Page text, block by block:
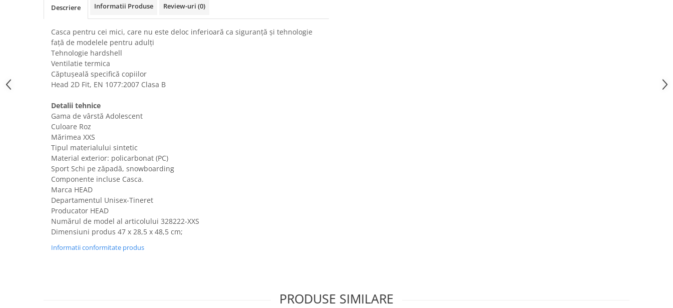
Utilaje si materiale de constructii
Laptop, Tablete & Telefoane
Accesorii tablete
Laptopuri si Accesorii
Telefoane Mobile & accesorii
Wearable & Gadgeturi
Electrocasnice & Climatizare
Accesorii si piese masini spalat
rufe si uscatoare
Accesorii si piese masini spalat
Aparate Frigorifice
Aparate Racire Aer
Aragaze si cuptoare cu microunde
Climatizare & sisteme de incalzire
Electrocasnice pentru Bucatarie
Fiare de calcat si masini de cusut
Ingrijire Locuinta
Descriere Informatii Produse Review-uri (0)
Casca pentru cei mici, care nu este deloc inferioară ca siguranță și tehnologie
față de modelele pentru adulți
Tehnologie hardshell
Ventilatie termica
Căptușeală specifică copiilor
Head 2D Fit, EN 1077:2007 Clasa B
Detalii tehnice
Gama de vârstă Adolescent
Culoare Roz
Mărimea XXS
Tipul materialului sintetic
Material exterior: policarbonat (PC)
Sport Schi pe zăpadă, snowboarding
Componente incluse Casca.
Marca HEAD
Departamentul Unisex-Tineret
Producator HEAD
Numărul de model al articolului ‎328222-XXS
Dimensiuni produs ‎47 x 28,5 x 48,5 cm;
Informatii conformitate produs
PRODUSE SIMILARE